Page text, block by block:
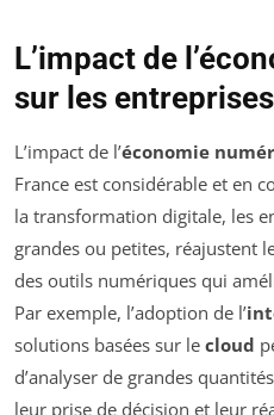
L’impact de
sur les
L’impact de l’économie
France est considérable et en
la transformation digitale, les
grandes ou petites, réajustent
des outils numériques qui
Par exemple, l’adoption de l’
solutions basées sur le cloud
d’analyser de grandes
leur prise de décision et leur